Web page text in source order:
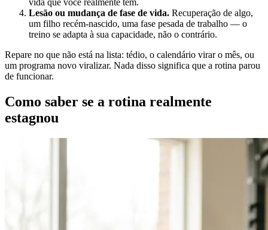
vida que você realmente tem.
Lesão ou mudança de fase de vida. Recuperação de algo,
um filho recém-nascido, uma fase pesada de trabalho — o
treino se adapta à sua capacidade, não o contrário.
Repare no que não está na lista: tédio, o calendário virar o mês, ou
um programa novo viralizar. Nada disso significa que a rotina parou
de funcionar.
Como saber se a rotina realmente
estagnou